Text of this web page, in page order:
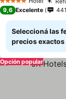
5 Estrellas
9,6 Excelente 441
Seleccioná las
precios exactos
Opción popular